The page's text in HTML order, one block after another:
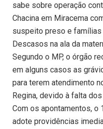
sabe sobre operação
Chacina em Miracema
suspeito preso e famílias
Descasos na ala da
Segundo o MP, o órgão
em alguns casos as
para terem atendimento
Regina, devido à falta
Com os apontamentos,
adote providências